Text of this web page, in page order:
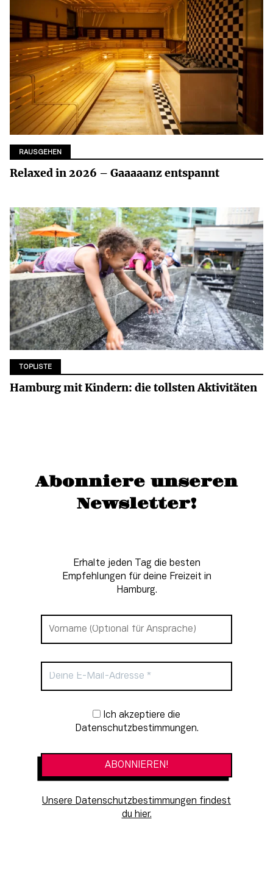
RAUSGEHEN
Relaxed in 2026 – Gaaaaanz entspannt
TOPLISTE
Hamburg mit Kindern: die tollsten Aktivitäten
Abonniere unseren
Newsletter!
Erhalte jeden Tag die besten
Empfehlungen für deine Freizeit in
Hamburg.
Newsletter-Anmeldung
Datenschutzbestimmungen.
Unsere Datenschutzbestimmungen findest
du hier.